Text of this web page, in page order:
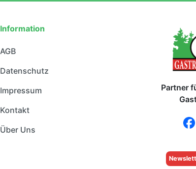
Information
AGB
Datenschutz
Impressum
Kontakt
Über Uns
Partner